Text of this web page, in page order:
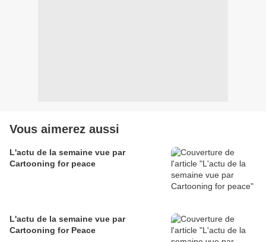
Vous aimerez aussi
L'actu de la semaine vue par
Cartooning for peace
L'actu de la semaine vue par
Cartooning for Peace